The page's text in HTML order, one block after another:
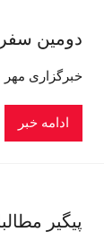
دومین
خبرگزاری مهر
ادامه خبر
پیگیر